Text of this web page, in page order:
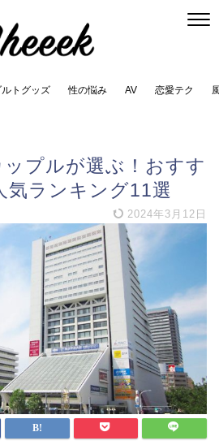
ルトグッズ 性の悩み AV 恋愛テク
ップルが選ぶ！おすす
気ランキング11選
2024年3月12日